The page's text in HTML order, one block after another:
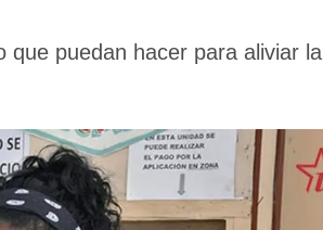
que puedan hacer para aliviar la